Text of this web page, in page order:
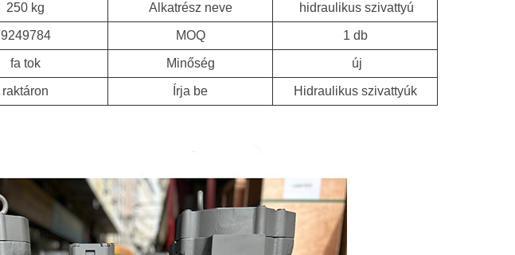
250 kg Alkatrész neve hidraulikus szivattyú
9249784 MOQ 1 db
fa tok Minőség új
raktáron Írja be Hidraulikus szivattyúk